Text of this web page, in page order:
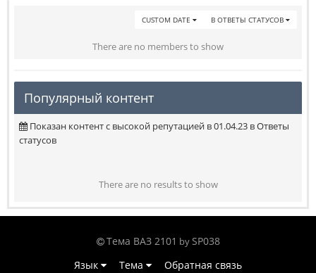
В ОТВЕТЫ СТАТУСОВ
CUSTOM DATE
There are no members to show
Популярный контент
Показан контент с высокой репутацией в 01.04.23 в Ответы
статусов
There are no results to show
Тема ВАЗ 2101 by SP038
Язык
Тема Обратная связь